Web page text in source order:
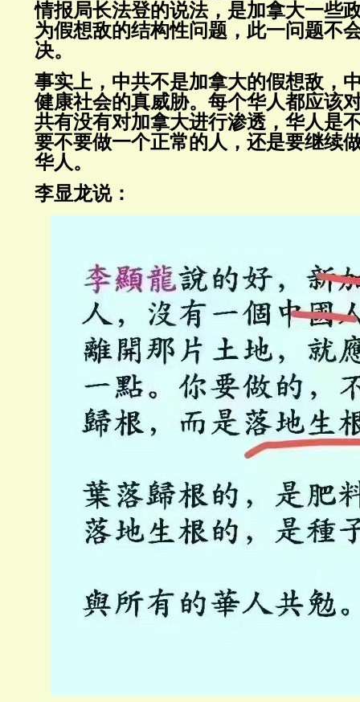
情报局长法登的说法，是加拿大一些
为假想敌的结构性问题，此一问题不
决。
事实上，中共不是加拿大的假想敌，
健康社会的真威胁。每个华人都应该
共有没有对加拿大进行渗透，华人是
要不要做一个正常的人，还是要继续
华人。
李显龙说：